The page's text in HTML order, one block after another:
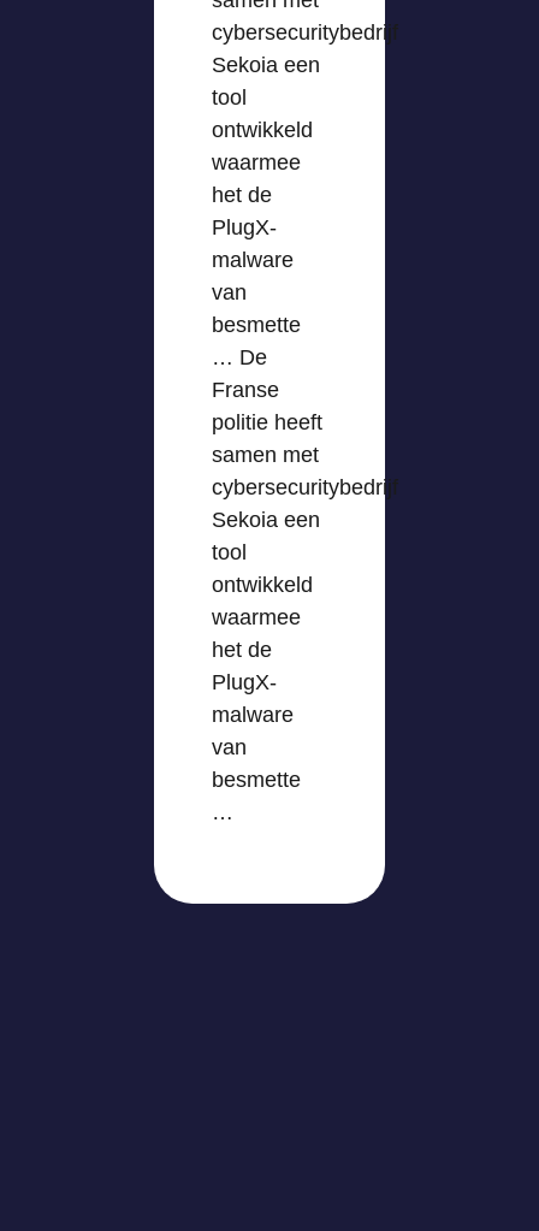
cybersecuritybedrijf
Sekoia een
tool
ontwikkeld
waarmee
het de
PlugX-
malware
van
besmette
… De
Franse
politie heeft
samen met
cybersecuritybedrijf
Sekoia een
tool
ontwikkeld
waarmee
het de
PlugX-
malware
van
besmette
…